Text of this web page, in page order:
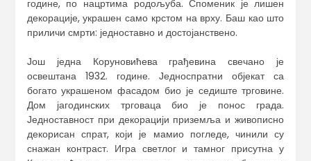
године, по нацртима родољуба. Споменик је лишен
декорације, украшен само крстом на врху. Баш као што
приличи смрти: једноставно и достојанствено.
Још једна Коруновићева грађевина свечано је
освештана 1932. године. Једноспратни објекат са
богато украшеном фасадом био је седиште трговине.
Дом јагодинских трговаца био је понос града.
Једноставност при декорацији приземља и живописно
декорисан спрат, који је мамио погледе, чинили су
снажан контраст. Игра светлог и тамног присутна у